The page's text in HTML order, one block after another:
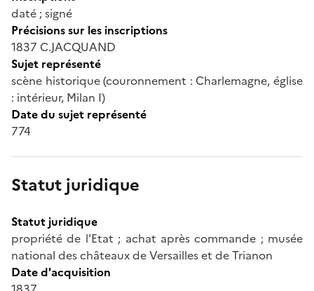
daté ; signé
Précisions sur les inscriptions
1837 C.JACQUAND
Sujet représenté
scène historique (couronnement : Charlemagne, église
: intérieur, Milan I)
Date du sujet représenté
774
Statut juridique
Statut juridique
propriété de l'Etat ; achat après commande ; musée
national des châteaux de Versailles et de Trianon
Date d'acquisition